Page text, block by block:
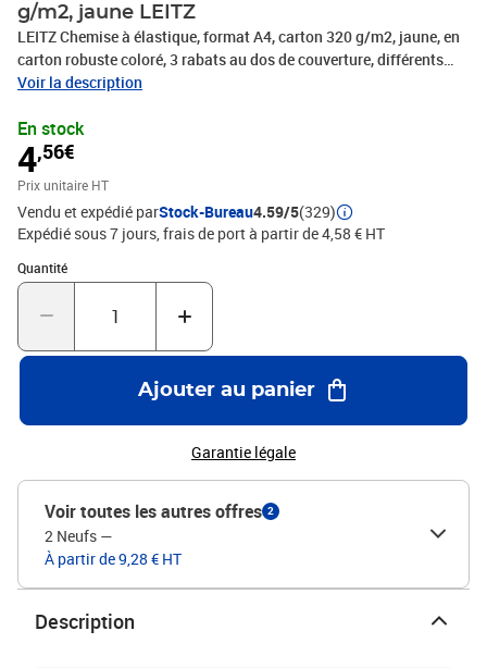
g/m2, jaune LEITZ
LEITZ Chemise à élastique, format A4, carton 320 g/m2, jaune, en
carton robuste coloré, 3 rabats au dos de couverture, différents
plis sur les rabats, avec fermeture élastique, capacité: 250 feuilles,
Voir la description
En stock
4,56€
Prix unitaire HT
Vendu et expédié parStock-Bureau4.59/5(329)
Expédié sous 7 jours, frais de port à partir de 4,58 € HT
Quantité
Quantité : 1
Ajouter au panier
Garantie légale
Voir toutes les autres offres 2
2 Neufs —
À partir de 9,28 € HT
Description